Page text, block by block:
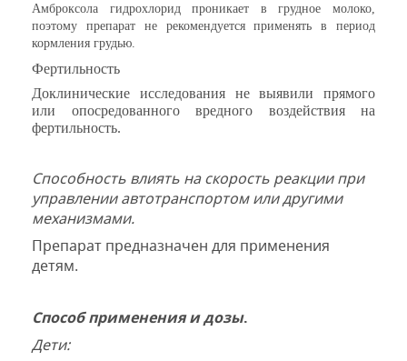
Амброксола гидрохлорид проникает в грудное молоко,
поэтому препарат не рекомендуется применять в период
кормления грудью.
Фертильность
Доклинические исследования не выявили прямого
или опосредованного вредного воздействия на
фертильность.
Способность влиять на скорость реакции при
управлении автотранспортом или другими
механизмами.
Препарат предназначен для применения
детям.
Способ применения и дозы.
Дети: